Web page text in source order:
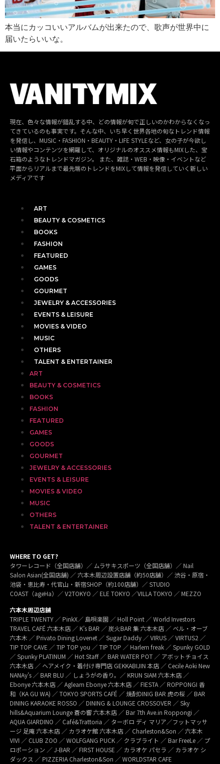
本当にカッコいいアルバムが出来たので、歌声が世界中に
届いたらいいな。
現在、色々な情報が錯乱する中、どの情報が旬で正しいのかわからなくなっ
てきているのも事実です。そんな中、いち早く世界各地の旬なトレンド情報
を発信し、MUSIC・FASHION・BEAUTY・LIFE STYLEなど、女の子が今欲し
い情報やコンテンツを網羅して、オリジナルのオススメ情報もMIXした、宝
石箱のようなトレンドマガジン。 また、雑誌・WEB・映像・イベントなど
平面からリアルまで最先端のトレンドをMIXして情報を発信していく新しい
メディアです
ART
BEAUTY & COSMETICS
BOOKS
FASHION
FEATURED
GAMES
GOODS
GOURMET
JEWELRY & ACCESSORIES
EVENTS & LEISURE
MOVIES & VIDEO
MUSIC
OTHERS
TALENT & ENTERTAINER
ART
BEAUTY & COSMETICS
BOOKS
FASHION
FEATURED
GAMES
GOODS
GOURMET
JEWELRY & ACCESSORIES
EVENTS & LEISURE
MOVIES & VIDEO
MUSIC
OTHERS
TALENT & ENTERTAINER
WHERE TO GET?
タワーレコード（全国店舗）／ ムラサキスポーツ（全国店舗）／ Nail
Salon Asian(全国店舗) ／ 六本木周辺設置店舗（約50店舗）／ 渋谷・原宿・
池袋・恵比寿・代官山・新宿SHOP（約100店舗）／ STUDIO
COAST（ageHa）／ V2TOKYO ／ ELE TOKYO ／VILLA TOKYO ／ MEZZO
六本木周辺店舗
TRIPLE TWENTY ／ PinkX／ 島唄楽園 ／ Holl Point ／ World Investors
TRAVEL CAFÉ 六本木店 ／ K’s BAR ／ 炭火BAR 集 六本木店 ／ ベル・オーブ
六本木 ／ Privato Dining Lovenet ／ Sugar Daddy ／ VIRUS ／ VIRTUS2 ／
TIP TOP CAVE ／ TIP TOP you ／ TIP TOP ／ Harlem freak ／ Spunky GOLD
／ Spunky PLATINUM ／ Hot Staff ／ BAR WATER POT ／ アボットチョイス
六本木店 ／ ヘアメイク・着付け専門店 GEKKABIJIN 本店 ／ Cecile Aoki New
NANAy’s ／ BAR BLU ／ しょうがの香り。／ KRUN SIAM 六本木店 ／
Ebonye 六本木店 ／ Agleam Ebonye 六本木店 ／ FIESTA ／ ROPPONGI 香
和（KA GU WA) ／ TOKYO SPORTS CAFÉ ／ 焼酎DINIG BAR 虎の桜 ／ BAR
DINING KARAOKE ROSSO ／ DINING & LOUNGE CROSSOVER ／ Sky
hills&Aquarium Lounge 蒼の響 六本木店 ／ Bar 7th Ave.in Roppongi ／
AQUA GIARDINO ／ Café&Trattoria ／ ターボロ ディ マリア／フットマッサ
ージ 足庵 六本木店 ／ カラオケ館 六本木店 ／ Charleston&Son ／ 六本木
VIVI ／ CLUB ZOO ／ WOLFGANG PUCK ／ クラブライト ／ Bar FreeLe ／ プ
ロポーション ／ J-BAR ／ FIRST HOUSE ／ カラオケ パセラ ／ カラオケ シ
ダックス ／ PIZZERIA Charleston&Son ／ WORLDSTAR CAFE